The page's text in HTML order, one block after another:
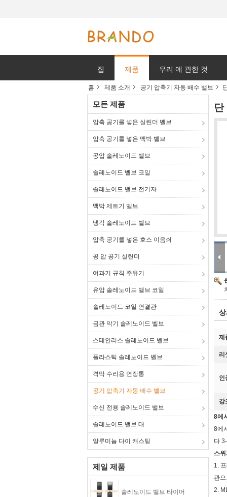
집 제품 우리 에 관한 것
홈 제품 소개 공기 압축기 자동 배수 밸브
모든 제품
압축 공기를 넣은 실린더 벨브
압축 공기를 넣은 맥박 벨브
공압 솔레노이드 밸브
솔레노이드 벨브 코일
솔레노이드 밸브 전기자
맥박 제트기 벨브
냉각 솔레노이드 벨브
압축 공기를 넣은 호스 이음쇠
공 압 공기 실린더
여과기 규칙 주유기
유압 솔레노이드 밸브 코일
솔레노이드 코일 연결관
금관 악기 솔레노이드 벨브
스테인리스 솔레노이드 벨브
플라스틱 솔레노이드 벨브
격막 수리용 연장통
공기 압축기 자동 배수 밸브
수신 전용 솔레노이드 밸브
솔레노이드 밸브 대
알루미늄 다이 캐스팅
제일 제품
솔레노이드 밸브 타이머
단
제
리
인
강
8에
8에
다
스
1.
관
2.